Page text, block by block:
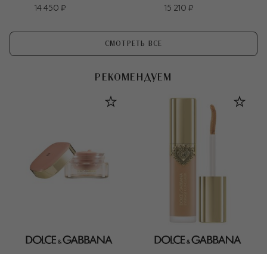
14 450 ₽
15 210 ₽
СМОТРЕТЬ ВСЕ
РЕКОМЕНДУЕМ